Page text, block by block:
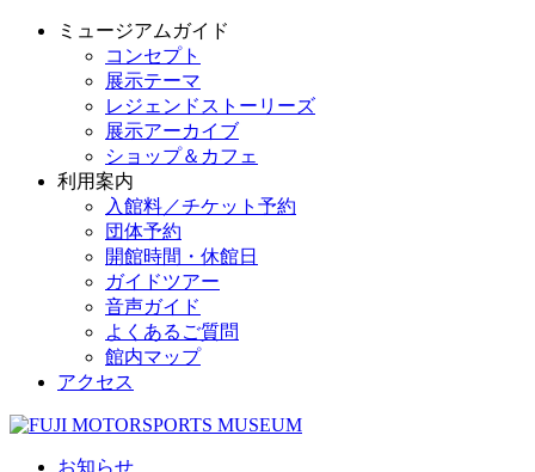
ミュージアムガイド
コンセプト
展示テーマ
レジェンドストーリーズ
展示アーカイブ
ショップ＆カフェ
利用案内
入館料／チケット予約
団体予約
開館時間・休館日
ガイドツアー
音声ガイド
よくあるご質問
館内マップ
アクセス
お知らせ